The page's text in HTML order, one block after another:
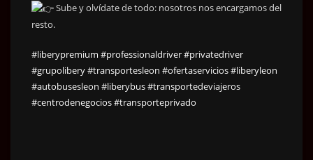
Sube y olvídate de todo: nosotros nos encargamos del
resto.
#liberypremium #professionaldriver#privatedriver
#grupolibery#transportesleon #ofertaservicios#liberyleon
#autobusesleon #liberybus#transportedeviajeros
#centrodenegocios#transporteprivado